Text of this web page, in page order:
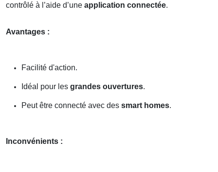
contrôlé à l’aide d’une application connectée.
Avantages :
Facilité d'action.
Idéal pour les grandes ouvertures.
Peut être connecté avec des smart homes.
Inconvénients :